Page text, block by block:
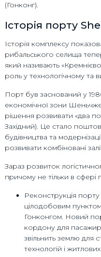
(Гонконг).
Історія порту
Історія комплексу
рибальського селища
який називають
роль у технологічному та
Порт був заснований у
економічної зони
рішення розвивати «два
Західний). Це стало
будівництва та
розвивати комбіновані
Зараз розвиток
причому не тільки в сфері
Реконструкція
цілодобовим
Гонконгом. Новий
кордону для
звільнить землю для
технологій і